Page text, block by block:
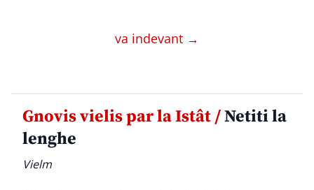
va indevant →
Gnovis vielis par la Istât /Netiti la
lenghe
Vielm